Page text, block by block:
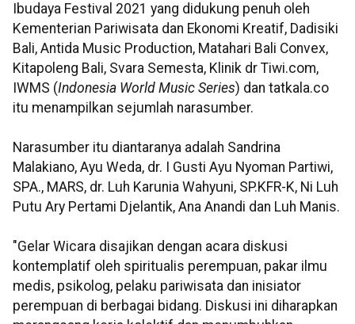
Ibudaya Festival 2021 yang didukung penuh oleh
Kementerian Pariwisata dan Ekonomi Kreatif, Dadisiki
Bali, Antida Music Production, Matahari Bali Convex,
Kitapoleng Bali, Svara Semesta, Klinik dr Tiwi.com,
IWMS (Indonesia World Music Series) dan tatkala.co
itu menampilkan sejumlah narasumber.
Narasumber itu diantaranya adalah Sandrina
Malakiano, Ayu Weda, dr. I Gusti Ayu Nyoman Partiwi,
SPA., MARS, dr. Luh Karunia Wahyuni, SP.KFR-K, Ni Luh
Putu Ary Pertami Djelantik, Ana Anandi dan Luh Manis.
"Gelar Wicara disajikan dengan acara diskusi
kontemplatif oleh spiritualis perempuan, pakar ilmu
medis, psikolog, pelaku pariwisata dan inisiator
perempuan di berbagai bidang. Diskusi ini diharapkan